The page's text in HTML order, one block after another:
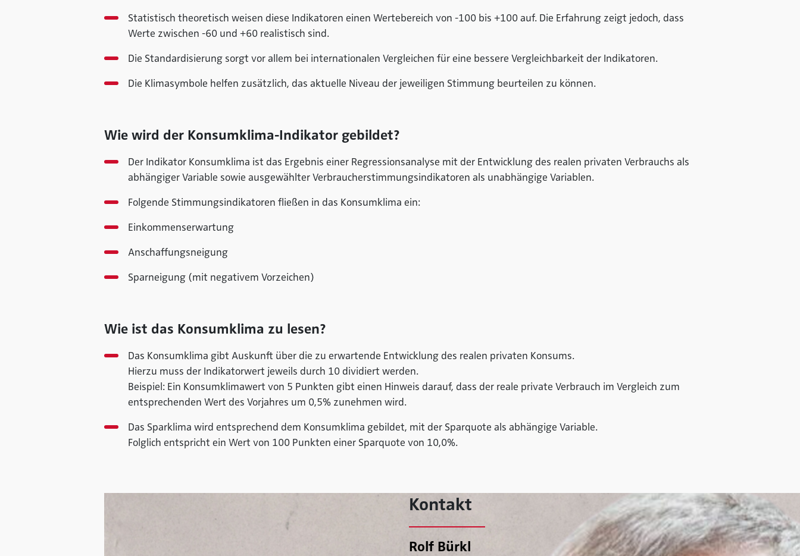
Statistisch theoretisch weisen diese Indikatoren einen Wertebereich von -100 bis +100 auf. Die Erfahrung zeigt jedoch, dass
Werte zwischen -60 und +60 realistisch sind.
Die Standardisierung sorgt vor allem bei internationalen Vergleichen für eine bessere Vergleichbarkeit der Indikatoren.
Die Klimasymbole helfen zusätzlich, das aktuelle Niveau der jeweiligen Stimmung beurteilen zu können.
Wie wird der Konsumklima-Indikator gebildet?
Der Indikator Konsumklima ist das Ergebnis einer Regressionsanalyse mit der Entwicklung des realen privaten Verbrauchs als
abhängiger Variable sowie ausgewählter Verbraucherstimmungsindikatoren als unabhängige Variablen.
Folgende Stimmungsindikatoren fließen in das Konsumklima ein:
Einkommenserwartung
Anschaffungsneigung
Sparneigung (mit negativem Vorzeichen)
Wie ist das Konsumklima zu lesen?
Das Konsumklima gibt Auskunft über die zu erwartende Entwicklung des realen privaten Konsums.
Hierzu muss der Indikatorwert jeweils durch 10 dividiert werden.
Beispiel: Ein Konsumklimawert von 5 Punkten gibt einen Hinweis darauf, dass der reale private Verbrauch im Vergleich zum
entsprechenden Wert des Vorjahres um 0,5% zunehmen wird.
Das Sparklima wird entsprechend dem Konsumklima gebildet, mit der Sparquote als abhängige Variable.
Folglich entspricht ein Wert von 100 Punkten einer Sparquote von 10,0%.
Kontakt
Rolf Bürkl